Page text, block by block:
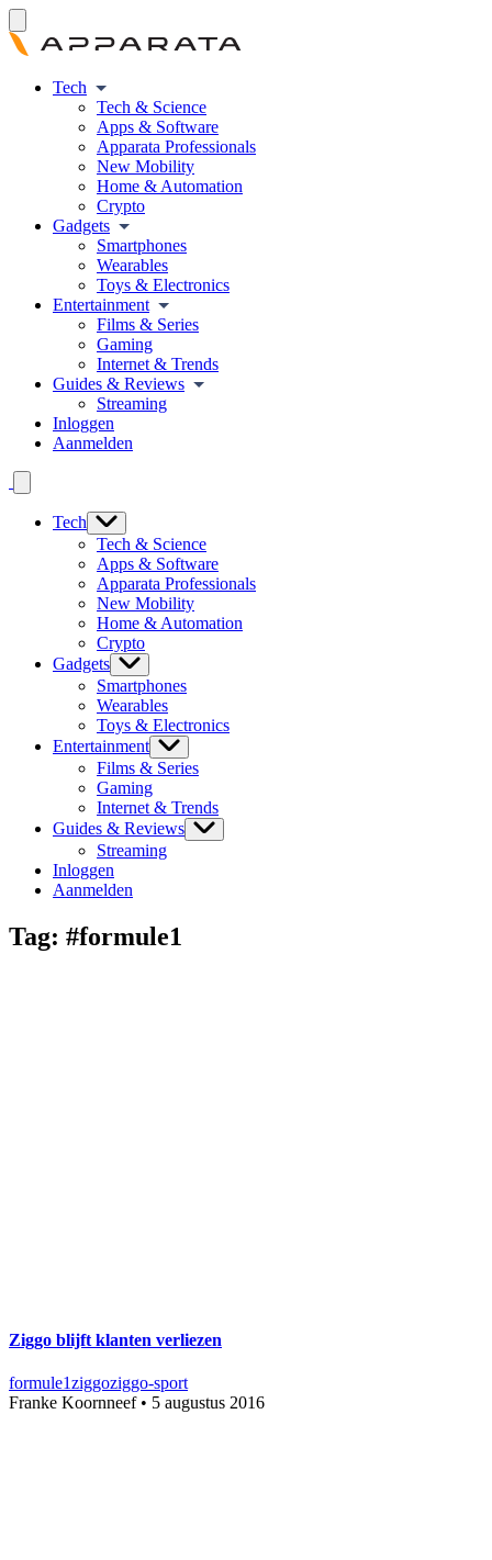
Tech
Tech & Science
Apps & Software
Apparata Professionals
New Mobility
Home & Automation
Crypto
Gadgets
Smartphones
Wearables
Toys & Electronics
Entertainment
Films & Series
Gaming
Internet & Trends
Guides & Reviews
Streaming
Inloggen
Aanmelden
Tech
Tech & Science
Apps & Software
Apparata Professionals
New Mobility
Home & Automation
Crypto
Gadgets
Smartphones
Wearables
Toys & Electronics
Entertainment
Films & Series
Gaming
Internet & Trends
Guides & Reviews
Streaming
Inloggen
Aanmelden
Tag: #formule1
Ziggo blijft klanten verliezen
formule1ziggoziggo-sport
Franke Koornneef• 5 augustus 2016